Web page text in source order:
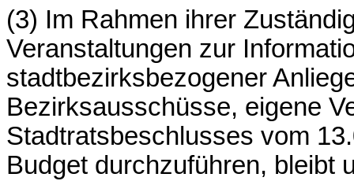
(3) Im Rahmen ihrer
Veranstaltungen zur
stadtbezirksbezogener
Bezirksausschüsse, eigene
Stadtratsbeschlusses vom
Budget durchzuführen, bleibt